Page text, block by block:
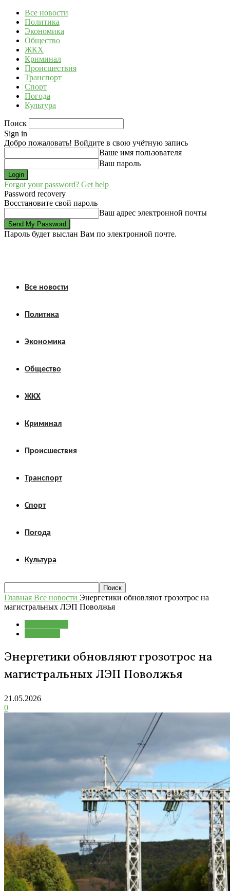
Все новости
Политика
Экономика
Общество
ЖКХ
Криминал
Происшествия
Транспорт
Спорт
Погода
Культура
Поиск
Sign in
Добро пожаловать! Войдите в свою учётную запись
Ваше имя пользователя
Ваш пароль
Forgot your password? Get help
Password recovery
Восстановите свой пароль
Ваш адрес электронной почты
Пароль будет выслан Вам по электронной почте.
Все новости
Политика
Экономика
Общество
ЖКХ
Криминал
Происшествия
Транспорт
Спорт
Погода
Культура
Главная Все новости Энергетики обновляют грозотрос на
магистральных ЛЭП Поволжья
Энергетики обновляют грозотрос на
магистральных ЛЭП Поволжья
21.05.2026
0